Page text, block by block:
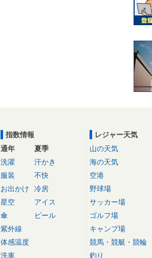
指数情報
通年
洗濯
服装
お出かけ
星空
傘
紫外線
体感温度
洗車
夏季
汗かき
不快
冷房
アイス
ビール
レジャー天気
山の天気
海の天気
空港
野球場
サッカー場
ゴルフ場
キャンプ場
競馬・競艇・競輪
釣り